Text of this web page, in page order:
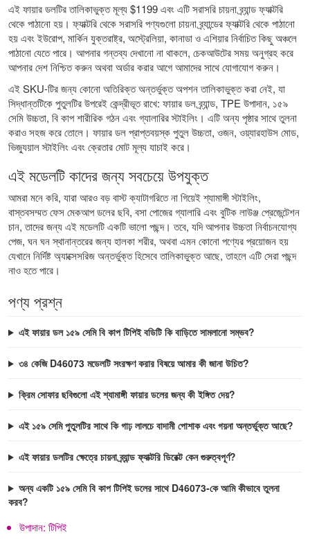
এই ফায়ার ডলটির তালিকাভুক্ত মূল্য $1199 এবং এটি সরাসরি চায়না ব্র্যান্ড ফ্যাক্টরি
থেকে পাঠানো হয়। ফ্যাক্টরি থেকে সরাসরি পণ্যগুলো চায়না ব্র্যান্ডের ফ্যাক্টরি থেকে পাঠানো
হয় এবং ইউরোপ, মার্কিন যুক্তরাষ্ট্র, অস্ট্রেলিয়া, কানাডা ও এশিয়ার নির্বাচিত কিছু অঞ্চলে
পাঠানো যেতে পারে। আপনার গন্তব্য দেখানো না থাকলে, চেকআউটের সময় অনুগ্রহ করে
আপনার দেশ নিশ্চিত করুন অথবা অর্ডার করার আগে আমাদের সাথে যোগাযোগ করুন।
এই SKU-টির জন্য কোনো অতিরিক্ত অন্তর্ভুক্ত অপশন তালিকাভুক্ত করা নেই, যা
সিদ্ধান্তটিকে পুতুলটির উপরেই কেন্দ্রীভূত রাখে: ফায়ার ডল ব্র্যান্ড, TPE উপাদান, ১৫৯
সেমি উচ্চতা, বি কাপ শারীরিক গঠন এবং গ্যালারির স্টাইলিং। এটি অন্য পৃষ্ঠার সাথে তুলনা
করাও সহজ করে তোলে। ফায়ার ডল প্রাপ্তবয়স্ক পুতুলউচ্চতা, ওজন, ওয়্যারহাউস মোড,
ভিজ্যুয়াল স্টাইলিং এবং ক্রেতার মোট মূল্য যাচাই করে।
এই মডেলটি কাদের জন্য সবচেয়ে উপযুক্ত
আমরা মনে করি, যারা আরও বড় বাস্ট ক্যাটাগরিতে না গিয়েই শ্যামাঙ্গী স্টাইলিং,
বাস্তবসম্মত ফেস মেকআপ ডলের ছবি, বসা পোজের গ্যালারি এবং বুটিক লাউঞ্জ প্রেজেন্টেশন
চান, তাদের জন্য এই মডেলটি একটি ভালো পছন্দ। তবে, যদি আপনার উচ্চতা নির্বাচনযোগ্য
পেজ, ঘন ঘন স্থানান্তরের জন্য হালকা শরীর, অথবা এমন কোনো পণ্যের প্রয়োজন হয়
যেখানে নির্দিষ্ট অ্যাক্সেসরিজ অন্তর্ভুক্ত হিসেবে তালিকাভুক্ত আছে, তাহলে এটি সেরা পছন্দ
নাও হতে পারে।
পণ্য প্রশ্ন
এই ফায়ার ডল ১৫৯ সেমি বি কাপ টিপিই বডিটি কি বাড়িতে সামলানো সম্ভব?
৩৪ কেজি D46073 মডেলটি সংরক্ষণ করার বিষয়ে আমার কী জানা উচিত?
ক্রিম সোফার ছবিগুলো এই শ্যামাঙ্গী ফায়ার ডলের জন্য কী ইঙ্গিত দেয়?
এই ১৫৯ সেমি পুতুলটির সাথে কি গাঢ় লালচে বাদামী পোশাক এবং গয়না অন্তর্ভুক্ত আছে?
এই ফায়ার ডলটির ক্ষেত্রে চায়না ব্র্যান্ড ফ্যাক্টরি ডিরেক্ট কেন গুরুত্বপূর্ণ?
অন্য একটি ১৫৯ সেমি বি কাপ টিপিই ডলের সাথে D46073-কে আমি কীভাবে তুলনা
করব?
উপাদান: টিপিই